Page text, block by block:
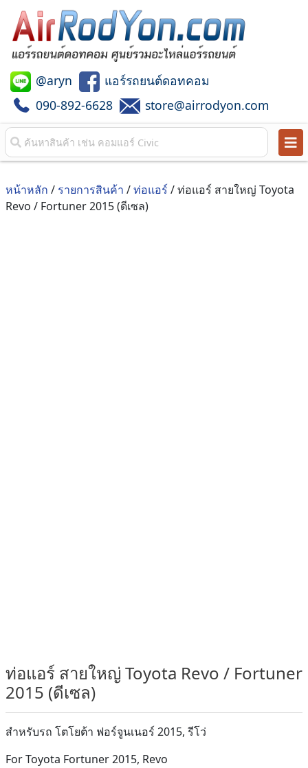
@aryn
แอร์รถยนต์ดอทคอม
090-892-6628
store@airrodyon.com
หน้าหลัก / รายการสินค้า /ท่อแอร์ / ท่อแอร์ สายใหญ่ Toyota
Revo / Fortuner 2015 (ดีเซล)
ท่อแอร์ สายใหญ่ Toyota Revo / Fortuner
2015 (ดีเซล)
สำหรับรถ โตโยต้า ฟอร์จูนเนอร์ 2015, รีโว่
For Toyota Fortuner 2015, Revo